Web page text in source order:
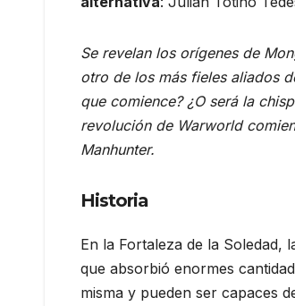
Se revelan los orígenes de
otro de los más fieles aliados
que comience? ¿O será la
revolución de Warworld
Manhunter.
Historia
En la Fortaleza de la Soledad,
que absorbió enormes
misma y pueden ser capaces